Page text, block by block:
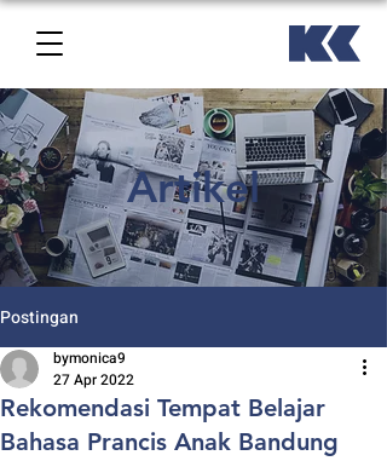
Artikel
Postingan
Rekomendasi Tempat Belajar
Bahasa Prancis Anak Bandung
bymonica9
27 Apr 2022